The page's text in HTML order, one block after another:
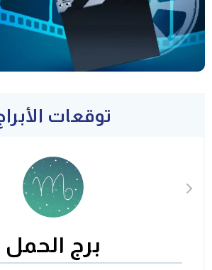
توقعات
برج الحمل